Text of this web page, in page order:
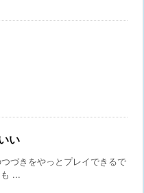
い
づきをやっとプレイできるで
...